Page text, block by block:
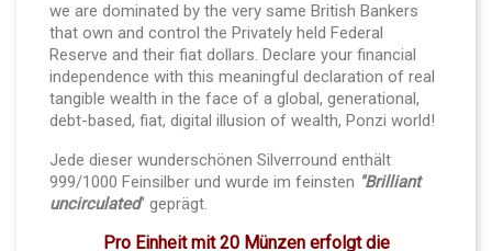
we are dominated by the very same British Bankers
that own and control the Privately held Federal
Reserve and their fiat dollars. Declare your financial
independence with this meaningful declaration of real
tangible wealth in the face of a global, generational,
debt-based, fiat, digital illusion of wealth, Ponzi world!
Jede dieser wunderschönen Silverround enthält
999/1000 Feinsilber und wurde im feinsten "Brilliant
uncirculated" geprägt.
Pro Einheit mit 20 Münzen erfolgt die